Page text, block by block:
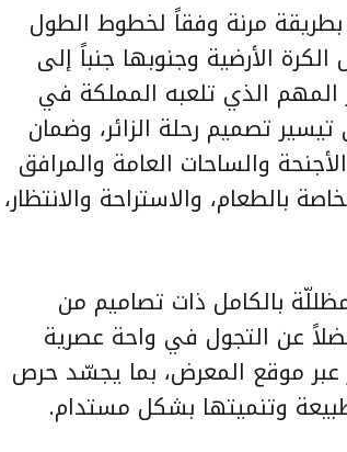
مرنة وفقاً لخطوط الطول
الأرضية وجنوبها جنباً إلى
الذي تلعبه المملكة في
تصميم رحلة الزائر، وضمان
والساحات العامة والمرافق
بالطعام، والاستراحة والانتظار،
بالكامل ذات تصاميم من
عن التجول في واحة عصرية
موقع المعرض، بما يجسّد حرص
وتنميتها بشكل مستدام.